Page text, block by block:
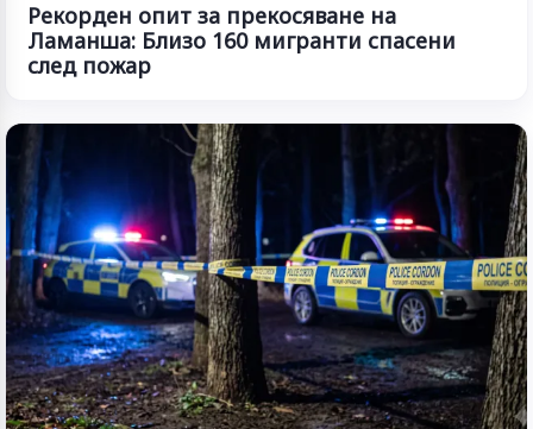
Рекорден опит за прекосяване на
Ламанша: Близо 160 мигранти спасени
след пожар